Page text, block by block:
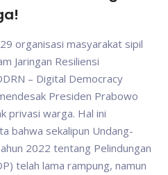
organisasi masyarakat sipil
Jaringan Resiliensi
– Digital Democracy
Presiden Prabowo
privasi warga. Hal ini
bahwa sekalipun Undang-
2022 tentang Pelindungan
telah lama rampung, namun